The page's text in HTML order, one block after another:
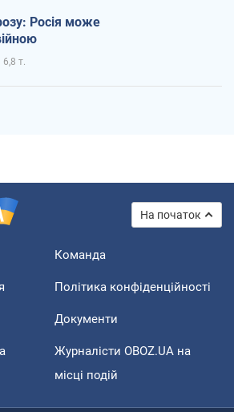
Росія може
6,8 т.
На початок
Команда
Політика конфіденційності
Документи
Журналісти OBOZ.UA на
місці подій